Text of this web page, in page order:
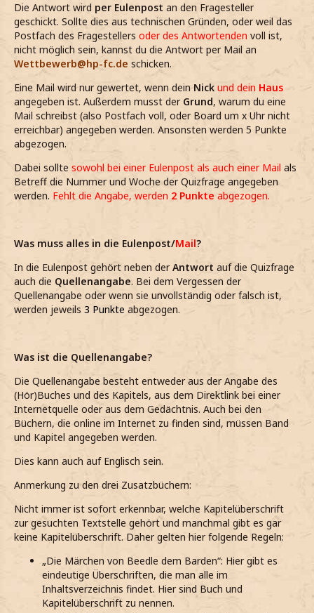
Die Antwort wird per Eulenpost an den Fragesteller
geschickt. Sollte dies aus technischen Gründen, oder weil das
Postfach des Fragestellers oder des Antwortenden voll ist,
nicht möglich sein, kannst du die Antwort per Mail an
Wettbewerb@hp-fc.de schicken.
Eine Mail wird nur gewertet, wenn deinNick und dein Haus
angegeben ist. Außerdem musst der Grund, warum du eine
Mail schreibst (also Postfach voll, oder Board um x Uhr nicht
erreichbar) angegeben werden. Ansonsten werden 5 Punkte
abgezogen.
Dabei sollte sowohl bei einer Eulenpost als auch einer Mail als
Betreff die Nummer und Woche der Quizfrage angegeben
werden. Fehlt die Angabe, werden 2 Punkte abgezogen.
Was muss alles in die Eulenpost/Mail?
In die Eulenpost gehört neben derAntwort auf die Quizfrage
auch die Quellenangabe. Bei dem Vergessen der
Quellenangabe oder wenn sie unvollständig oder falsch ist,
werden jeweils 3 Punkte abgezogen.
Was ist die Quellenangabe?
Die Quellenangabe besteht entweder aus der Angabe des
(Hör)Buches und des Kapitels, aus dem Direktlink bei einer
Internetquelle oder aus dem Gedächtnis. Auch bei den
Büchern, die online im Internet zu finden sind, müssen Band
und Kapitel angegeben werden.
Dies kann auch auf Englisch sein.
Anmerkung zu den drei Zusatzbüchern:
Nicht immer ist sofort erkennbar, welche Kapitelüberschrift
zur gesuchten Textstelle gehört und manchmal gibt es gar
keine Kapitelüberschrift. Daher gelten hier folgende Regeln:
„Die Märchen von Beedle dem Barden“: Hier gibt es
eindeutige Überschriften, die man alle im
Inhaltsverzeichnis findet. Hier sind Buch und
Kapitelüberschrift zu nennen.